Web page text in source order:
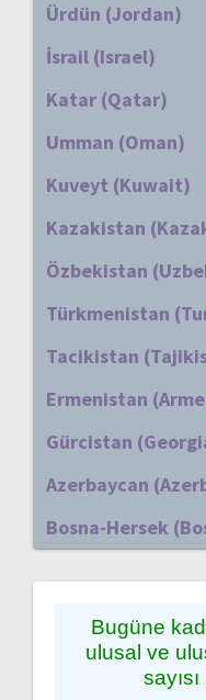
Ürdün (Jordan)
İsrail (Israel)
Katar (Qatar)
Umman (Oman)
Kuveyt (Kuwait)
Kazakistan
Özbekistan
Türkmenistan
Tacikistan
Ermenistan
Gürcistan
Azerbaycan
Bosna-Hersek
Bugüne
ulusal ve